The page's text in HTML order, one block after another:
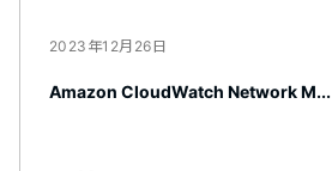
2023年12月26日
Amazon CloudWatch Network M...